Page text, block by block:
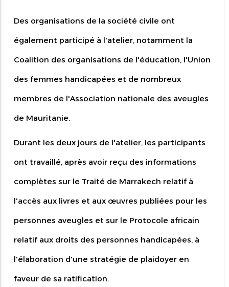
Des organisations de la société civile ont
également participé à l'atelier, notamment la
Coalition des organisations de l'éducation, l'Union
des femmes handicapées et de nombreux
membres de l'Association nationale des aveugles
de Mauritanie.
Durant les deux jours de l'atelier, les participants
ont travaillé, après avoir reçu des informations
complètes sur le Traité de Marrakech relatif à
l'accès aux livres et aux œuvres publiées pour les
personnes aveugles et sur le Protocole africain
relatif aux droits des personnes handicapées, à
l'élaboration d'une stratégie de plaidoyer en
faveur de sa ratification.